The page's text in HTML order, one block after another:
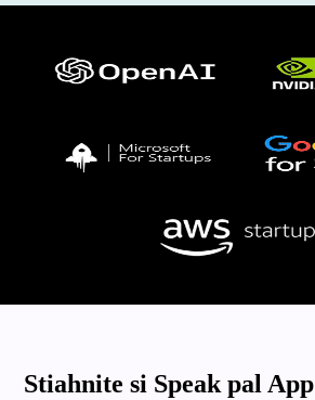
Stiahnite si Speak pal App